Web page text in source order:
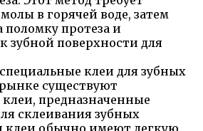
в горячей воде, затем
поломку протеза и
зубной поверхности для
клеи для зубных
существуют
предназначенные
склеивания зубных